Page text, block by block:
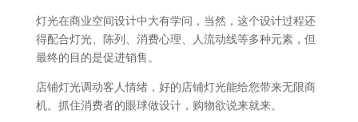
灯光在商业空间设计中大有学问，当然，这个设计过程还
得配合灯光、陈列、消费心理、人流动线等多种元素，但
最终的目的是促进销售。
店铺灯光调动客人情绪，好的店铺灯光能给您带来无限商
机。抓住消费者的眼球做设计，购物欲说来就来。